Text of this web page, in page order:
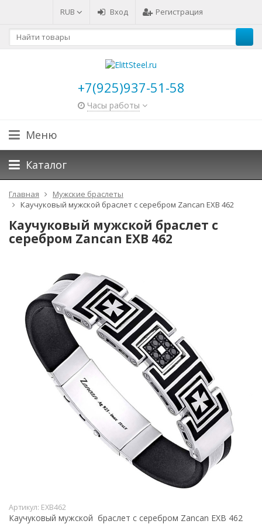
RUB Вход Регистрация
+7(925)937-51-58
Часы работы
Меню
Каталог
Главная
Мужские браслеты
Каучуковый мужской браслет с серебром Zancan EXB 462
Каучуковый мужской браслет с
серебром Zancan EXB 462
Артикул: EXB462
Каучуковый мужской браслет с серебром Zancan EXB 462